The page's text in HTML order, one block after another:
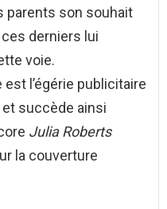
parents son souhait
derniers lui
voie.
l’égérie publicitaire
succède ainsi
Julia Roberts
la couverture